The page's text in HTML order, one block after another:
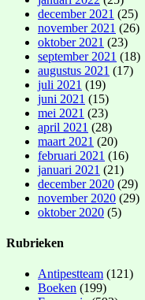
december 2021 (25)
november 2021 (26)
oktober 2021 (23)
september 2021 (18)
augustus 2021 (17)
juli 2021 (19)
juni 2021 (15)
mei 2021 (23)
april 2021 (28)
maart 2021 (20)
februari 2021 (16)
januari 2021 (21)
december 2020 (29)
november 2020 (29)
oktober 2020 (5)
Rubrieken
Antipestteam (121)
Boeken (199)